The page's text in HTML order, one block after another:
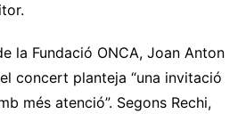
la Fundació ONCA, Joan Anton
concert planteja “una invitació
més atenció”. Segons Rechi,